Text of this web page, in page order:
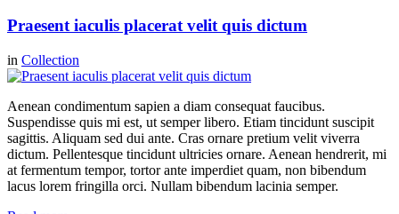
Praesent iaculis placerat velit quis dictum
in Collection
Aenean condimentum sapien a diam consequat faucibus.
Suspendisse quis mi est, ut semper libero. Etiam tincidunt suscipit
sagittis. Aliquam sed dui ante. Cras ornare pretium velit viverra
dictum. Pellentesque tincidunt ultricies ornare. Aenean hendrerit, mi
at fermentum tempor, tortor ante imperdiet quam, non bibendum
lacus lorem fringilla orci. Nullam bibendum lacinia semper.